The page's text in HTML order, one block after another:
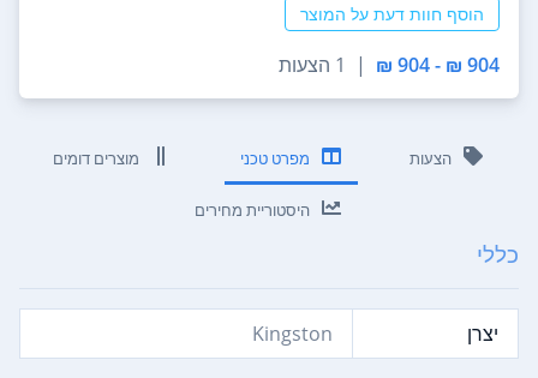
הוסף חוות דעת על המוצר
904 ₪ - 904 ₪
| 1 הצעות
הצעות מפרט טכני מוצרים דומים
היסטוריית מחירים
כללי
יצרן Kingston